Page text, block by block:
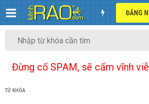
Đừng cố SPAM, sẽ cấm vĩnh
TỪ KHÓA